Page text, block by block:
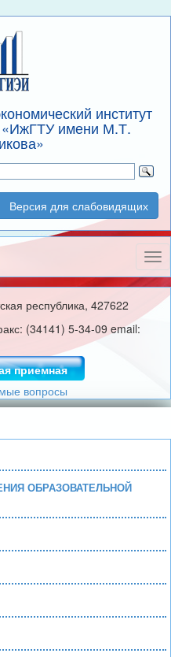
институт
имени М.Т.
Версия для слабовидящих
республика, 427622
(34141) 5-34-09 email:
приемная
вопросы
ОБРАЗОВАТЕЛЬНОЙ